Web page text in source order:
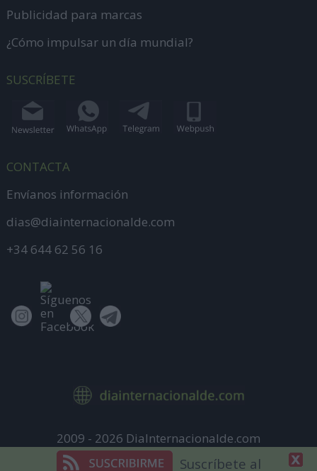
Publicidad para marcas
¿Cómo impulsar un día mundial?
SUSCRÍBETE
CONTACTA
Envíanos información
dias@diainternacionalde.com
+34 644 62 56 16
2009 - 2026 DiaInternacionalde.com
Aviso LegalSuscríbete al